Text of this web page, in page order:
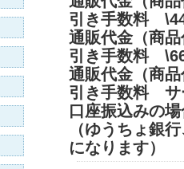
引き手数
通販代金（商
引き手数
通販代金（
引き手数料
口座振込みの
（ゆうちょ銀
になります）